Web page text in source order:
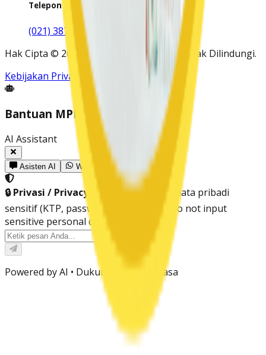
Telepon
(021) 38782205
Hak Cipta © 2026 MPK Indonesia. Semua Hak Dilindungi.
Kebijakan Privasi Syarat Ketentuan
Bantuan MPK
AI Assistant
Asisten AI WhatsApp
🔒 Privasi / Privacy:
Jangan masukkan data pribadi
sensitif (KTP, password, info bank). / Do not input
sensitive personal data.
Powered by AI • Dukungan Dwi Bahasa